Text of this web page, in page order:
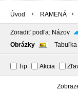
Úvod RAMENÁ
Zoradiť podľa: Názov
Obrázky
Tabuľka
Tip Akcia